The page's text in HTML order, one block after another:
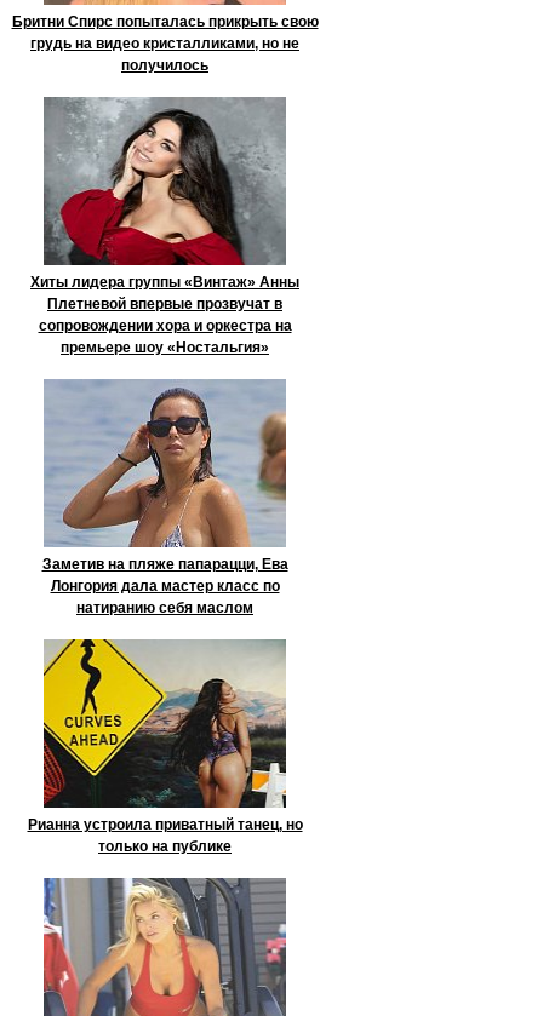
Бритни Спирс попыталась прикрыть свою
грудь на видео кристалликами, но не
получилось
Хиты лидера группы «Винтаж» Анны
Плетневой впервые прозвучат в
сопровождении хора и оркестра на
премьере шоу «Ностальгия»
Заметив на пляже папарацци, Ева
Лонгория дала мастер класс по
натиранию себя маслом
Рианна устроила приватный танец, но
только на публике